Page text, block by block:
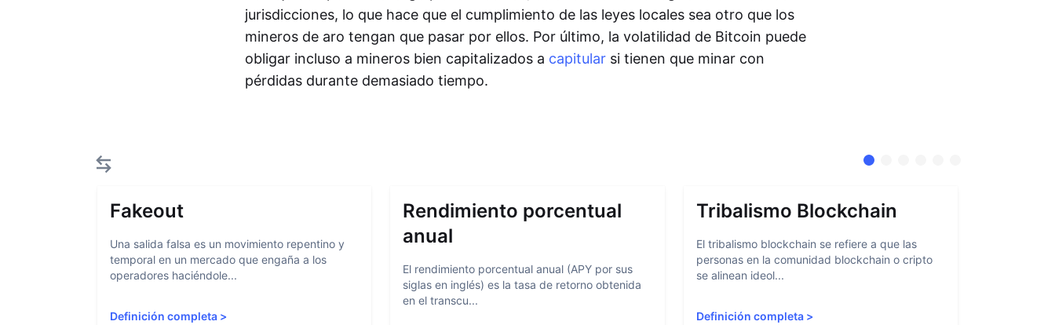
jurisdicciones, lo que hace que el cumplimiento de las leyes locales sea otro que los
mineros de aro tengan que pasar por ellos. Por último, la volatilidad de Bitcoin puede
obligar incluso a mineros bien capitalizados a capitular si tienen que minar con
pérdidas durante demasiado tiempo.
Fakeout
Una salida falsa es un movimiento repentino y
temporal en un mercado que engaña a los
operadores haciéndole...
Definición completa >
Rendimiento porcentual
anual
El rendimiento porcentual anual (APY por sus
siglas en inglés) es la tasa de retorno obtenida
en el transcu...
Tribalismo Blockchain
El tribalismo blockchain se refiere a que las
personas en la comunidad blockchain o cripto
se alinean ideol...
Definición completa>